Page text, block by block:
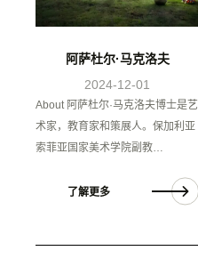
阿萨杜尔·马克洛夫
2024-12-01
About 阿萨杜尔·马克洛夫博士是艺
术家，教育家和策展人。保加利亚
索菲亚国家美术学院副教…
了解更多